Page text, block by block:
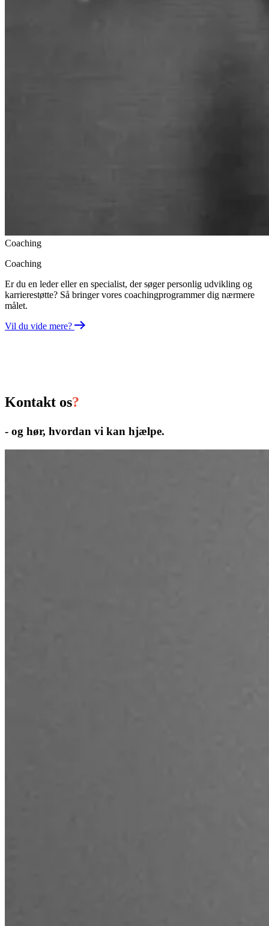
Coaching
Coaching
Er du en leder eller en specialist, der søger personlig udvikling og
karrierestøtte? Så bringer vores coachingprogrammer dig nærmere
målet.
Vil du vide mere?
Kontakt os?
- og hør, hvordan vi kan hjælpe.